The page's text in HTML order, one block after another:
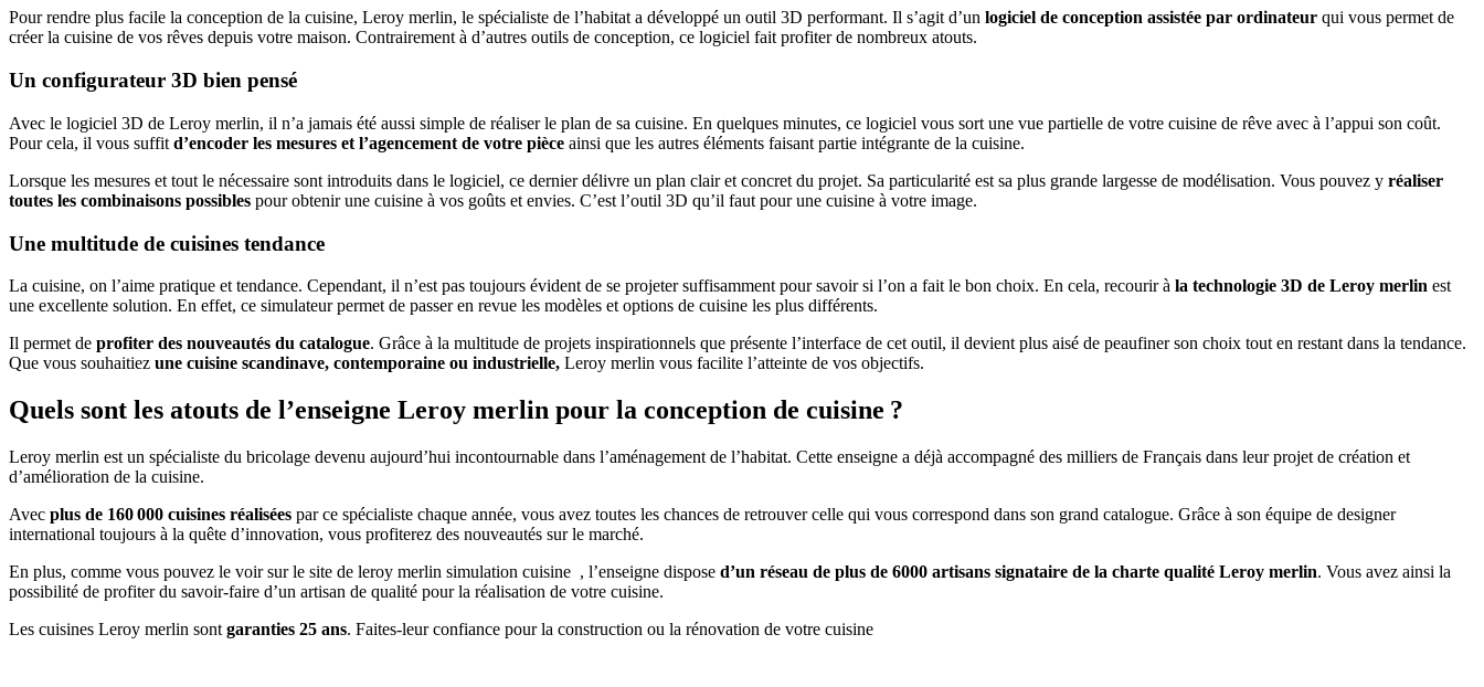
Pour rendre plus facile la conception de la cuisine, Leroy merlin, le spécialiste de l’habitat a développé un outil 3D performant. Il s’agit d’un logiciel de conception assistée par ordinateur qui vous permet de
créer la cuisine de vos rêves depuis votre maison. Contrairement à d’autres outils de conception, ce logiciel fait profiter de nombreux atouts.
Un configurateur 3D bien pensé
Avec le logiciel 3D de Leroy merlin, il n’a jamais été aussi simple de réaliser le plan de sa cuisine. En quelques minutes, ce logiciel vous sort une vue partielle de votre cuisine de rêve avec à l’appui son coût.
Pour cela, il vous suffit d’encoder les mesures et l’agencement de votre pièce ainsi que les autres éléments faisant partie intégrante de la cuisine.
Lorsque les mesures et tout le nécessaire sont introduits dans le logiciel, ce dernier délivre un plan clair et concret du projet. Sa particularité est sa plus grande largesse de modélisation. Vous pouvez y réaliser
toutes les combinaisons possibles pour obtenir une cuisine à vos goûts et envies. C’est l’outil 3D qu’il faut pour une cuisine à votre image.
Une multitude de cuisines tendance
La cuisine, on l’aime pratique et tendance. Cependant, il n’est pas toujours évident de se projeter suffisamment pour savoir si l’on a fait le bon choix. En cela, recourir à la technologie 3D de Leroy merlin est
une excellente solution. En effet, ce simulateur permet de passer en revue les modèles et options de cuisine les plus différents.
Il permet de profiter des nouveautés du catalogue. Grâce à la multitude de projets inspirationnels que présente l’interface de cet outil, il devient plus aisé de peaufiner son choix tout en restant dans la tendance.
Que vous souhaitiez une cuisine scandinave, contemporaine ou industrielle, Leroy merlin vous facilite l’atteinte de vos objectifs.
Quels sont les atouts de l’enseigne Leroy merlin pour la conception de cuisine ?
Leroy merlin est un spécialiste du bricolage devenu aujourd’hui incontournable dans l’aménagement de l’habitat. Cette enseigne a déjà accompagné des milliers de Français dans leur projet de création et
d’amélioration de la cuisine.
Avec plus de 160 000 cuisines réalisées par ce spécialiste chaque année, vous avez toutes les chances de retrouver celle qui vous correspond dans son grand catalogue. Grâce à son équipe de designer
international toujours à la quête d’innovation, vous profiterez des nouveautés sur le marché.
En plus, comme vous pouvez le voir sur le site de leroy merlin simulation cuisine , l’enseigne dispose d’un réseau de plus de 6000 artisans signataire de la charte qualité Leroy merlin. Vous avez ainsi la
possibilité de profiter du savoir-faire d’un artisan de qualité pour la réalisation de votre cuisine.
Les cuisines Leroy merlin sont garanties 25 ans. Faites-leur confiance pour la construction ou la rénovation de votre cuisine